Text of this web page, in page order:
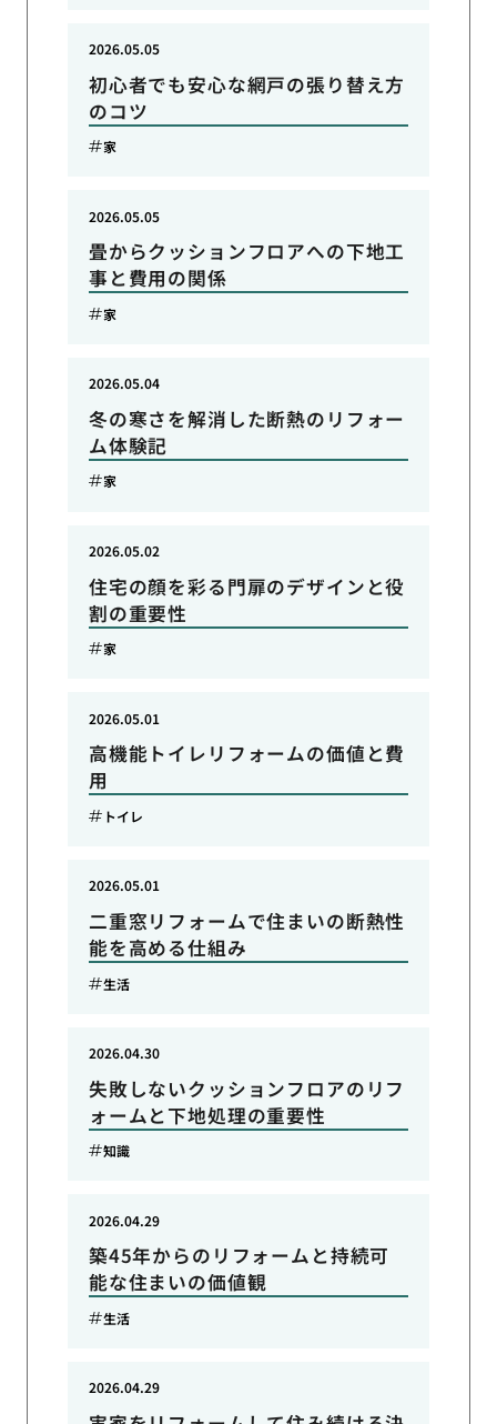
初心者でも安心な網戸の張り替え方
のコツ
2026.05.05
家
畳からクッションフロアへの下地工
事と費用の関係
2026.05.05
家
冬の寒さを解消した断熱のリフォー
ム体験記
2026.05.04
家
住宅の顔を彩る門扉のデザインと役
割の重要性
2026.05.02
家
高機能トイレリフォームの価値と費
用
2026.05.01
トイレ
二重窓リフォームで住まいの断熱性
能を高める仕組み
2026.05.01
生活
失敗しないクッションフロアのリフ
ォームと下地処理の重要性
2026.04.30
知識
築45年からのリフォームと持続可
能な住まいの価値観
2026.04.29
生活
2026.04.29